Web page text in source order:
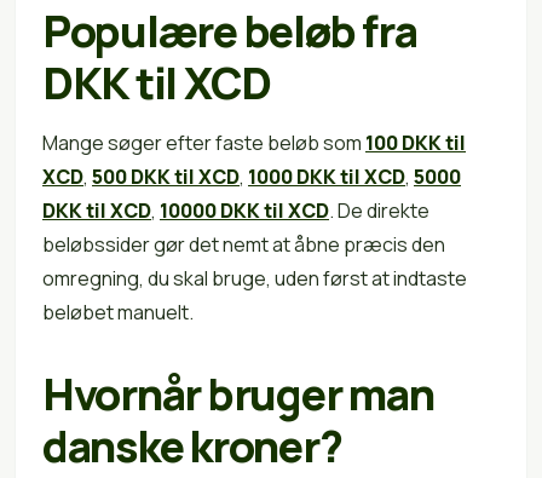
Populære beløb fra
DKK til XCD
Mange søger efter faste beløb som 100 DKK til
XCD, 500 DKK til XCD, 1000 DKK til XCD, 5000
DKK til XCD, 10000 DKK til XCD. De direkte
beløbssider gør det nemt at åbne præcis den
omregning, du skal bruge, uden først at indtaste
beløbet manuelt.
Hvornår bruger man
danske kroner?